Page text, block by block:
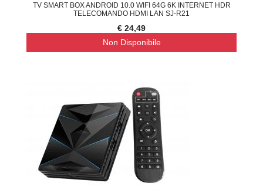
TV SMART BOX ANDROID 10.0 WIFI 64G 6K INTERNET HDR
TELECOMANDO HDMI LAN SJ-R21
€ 24,49
Non Disponibile